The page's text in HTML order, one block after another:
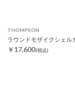
THOMPSON
￥17,600(税込)